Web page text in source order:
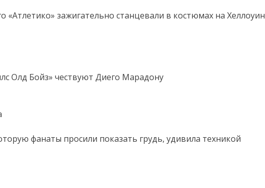
«Атлетико» зажигательно станцевали в костюмах на Хеллоуин
Олд Бойз» чествуют Диего Марадону
фанаты просили показать грудь, удивила техникой